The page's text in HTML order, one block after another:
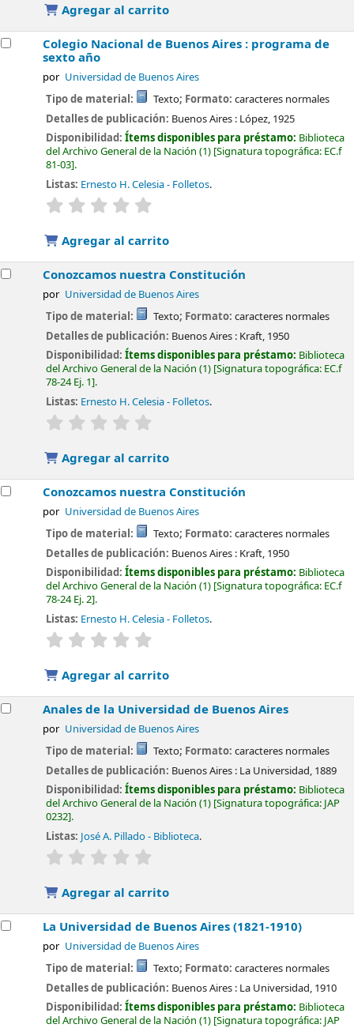
Agregar al carrito
Colegio Nacional de Buenos Aires : programa de
sexto año
por Universidad de Buenos Aires
Tipo de material: Texto; Formato: caracteres normales
Detalles de publicación: Buenos Aires : López, 1925
Disponibilidad:Ítems disponibles para préstamo: Biblioteca
del Archivo General de la Nación (1) Signatura topográfica: EC.f
81-03 .
Listas: Ernesto H. Celesia - Folletos.
valoración
Agregar al carrito
Conozcamos nuestra Constitución
por Universidad de Buenos Aires
Tipo de material: Texto; Formato: caracteres normales
Detalles de publicación: Buenos Aires : Kraft, 1950
Disponibilidad:Ítems disponibles para préstamo: Biblioteca
del Archivo General de la Nación (1) Signatura topográfica: EC.f
78-24 Ej. 1 .
Listas: Ernesto H. Celesia - Folletos.
valoración
Agregar al carrito
Conozcamos nuestra Constitución
por Universidad de Buenos Aires
Tipo de material: Texto; Formato: caracteres normales
Detalles de publicación: Buenos Aires : Kraft, 1950
Disponibilidad:Ítems disponibles para préstamo: Biblioteca
del Archivo General de la Nación (1) Signatura topográfica: EC.f
78-24 Ej. 2 .
Listas: Ernesto H. Celesia - Folletos.
valoración
Agregar al carrito
Anales de la Universidad de Buenos Aires
por Universidad de Buenos Aires
Tipo de material: Texto; Formato: caracteres normales
Detalles de publicación: Buenos Aires : La Universidad, 1889
Disponibilidad:Ítems disponibles para préstamo: Biblioteca
del Archivo General de la Nación (1) Signatura topográfica: JAP
0232 .
Listas: José A. Pillado - Biblioteca.
valoración
Agregar al carrito
La Universidad de Buenos Aires (1821-1910)
por Universidad de Buenos Aires
Tipo de material: Texto; Formato: caracteres normales
Detalles de publicación: Buenos Aires : La Universidad, 1910
Disponibilidad:Ítems disponibles para préstamo: Biblioteca
del Archivo General de la Nación (1) Signatura topográfica: JAP